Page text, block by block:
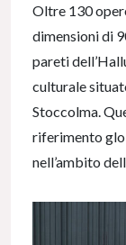
Oltre 130
dimensioni di
pareti
culturale
Stoccolma.
riferimento
nell’ambito